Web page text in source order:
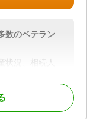
数のベテラン
状況、相続人
、ご遺族がご
続きもあれ
りなど、事案